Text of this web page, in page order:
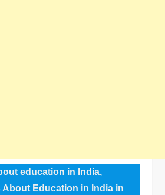
education in India,
About Education in India in